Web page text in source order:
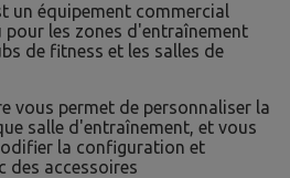
un équipement commercial
les zones d'entraînement
de fitness et les salles de
vous permet de personnaliser la
salle d'entraînement, et vous
la configuration et
des accessoires